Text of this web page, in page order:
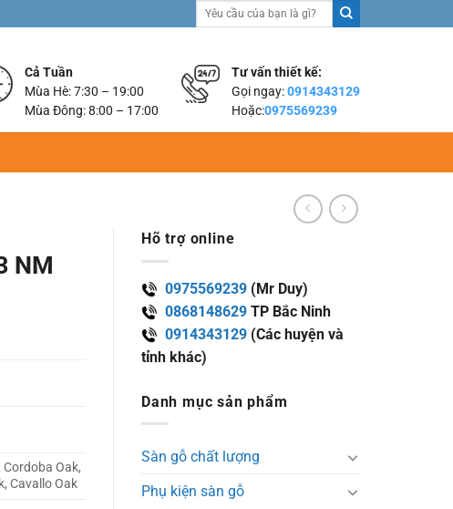
Tìm
Tư vấn thiết kế:
Gọi ngay:0914343129
Hoặc:0975569239
Cả Tuần
Mùa Hè: 7:30 – 19:00
Mùa Đông: 8:00 – 17:00
Hõ trợ online
0975569239 (Mr Duy)
0868148629 TP Bắc Ninh
0914343129 (Các huyện và
tỉnh khác)
Danh mục sản phẩm
Sàn gỗ chất lượng
Phụ kiện sàn gỗ
NM
Oak,
Cavallo Oak